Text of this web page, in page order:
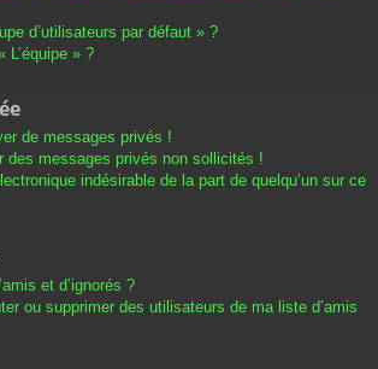
d’utilisateurs par défaut » ?
L’équipe » ?
de messages privés !
des messages privés non sollicités !
indésirable de la part de quelqu’un sur ce
et d’ignorés ?
ou supprimer des utilisateurs de ma liste d’amis